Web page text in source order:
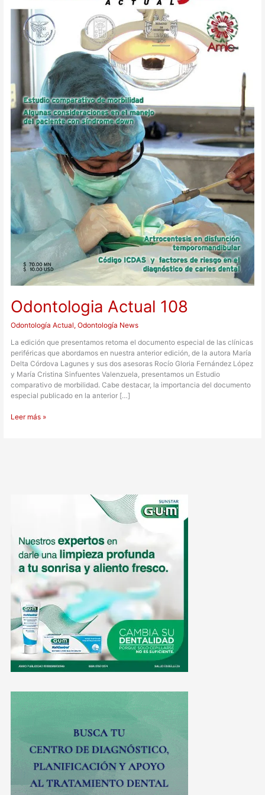
Odontologia Actual 108
Odontología Actual,Odontología News
La edición que presentamos retoma el documento especial de las clínicas
periféricas que abordamos en nuestra anterior edición, de la autora María
Delta Córdova Lagunes y sus dos asesoras Rocío Gloria Fernández López
y María Cristina Sinfuentes Valenzuela, presentamos un Estudio
comparativo de morbilidad. Cabe destacar, la importancia del documento
especial publicado en la anterior […]
Leer más »